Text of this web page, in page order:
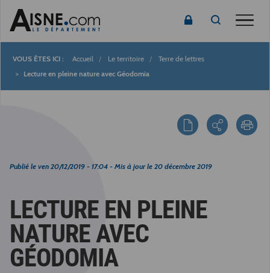
Fil
Accueil Le territoire
Terre de lettres
Lecture en pleine nature avec Géodomia
Publié le ven 20/12/2019 - 17:04 - Mis à jour le 20 décembre 2019
LECTURE EN PLEINE
NATURE AVEC
GÉODOMIA